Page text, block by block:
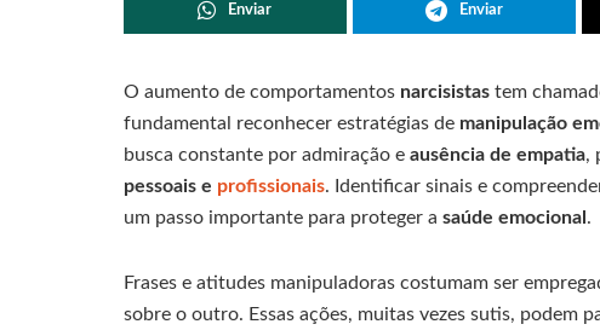
Enviar Enviar
O aumento de comportamentos narcisistas tem
fundamental reconhecer estratégias de manipulação
busca constante por admiração e ausência de empatia,
pessoais e profissionais. Identificar sinais e
um passo importante para proteger a saúde emocional .
Frases e atitudes manipuladoras costumam ser
sobre o outro. Essas ações, muitas vezes sutis, podem